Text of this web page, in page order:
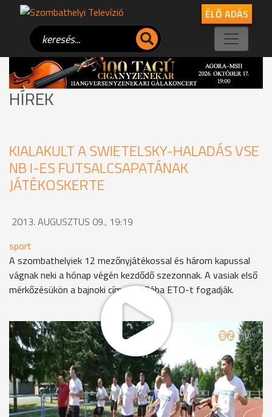
ÉLŐ ADÁS
HÍREK
KIALAKULT A SWIETELSKY-HALADÁS VSE
NB I-ES FUTSALCSAPATÁNAK
JÁTÉKOSKERTE
2013. AUGUSZTUS 09., 19:19
sport
A szombathelyiek 12 mezőnyjátékossal és három kapussal
vágnak neki a hónap végén kezdődő szezonnak. A vasiak első
mérkőzésükön a bajnoki címvédő Rába ETO-t fogadják.
Újabb játékost igazolt a 2013-2014-es bajnokságra készülő
Swietelsky-Haladás VSE élvonalbeli futsalcsapata. A
szombathelyiek Dorogi Szabolcsot szerződtették le az NB II-
es Diósgyőr gárdájából. A tehetséges sportoló nagy
reményeket táplál a hamarosan induló szezonnal
kapcsolatban.